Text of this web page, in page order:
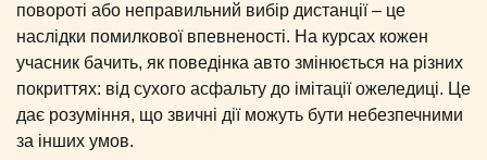
повороті або неправильний вибір дистанції – це
наслідки помилкової впевненості. На курсах кожен
учасник бачить, як поведінка авто змінюється на різних
покриттях: від сухого асфальту до імітації ожеледиці. Це
дає розуміння, що звичні дії можуть бути небезпечними
за інших умов.